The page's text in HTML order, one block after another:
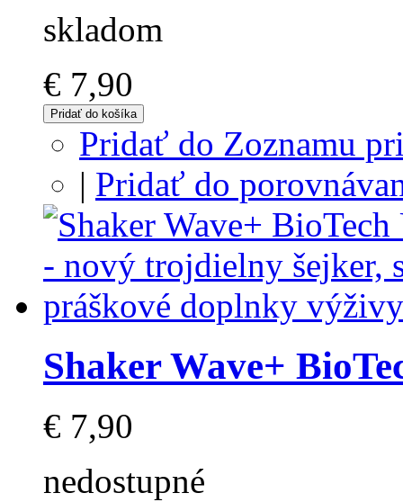
skladom
€ 7,90
Pridať do košíka
Pridať do Zoznamu
| Pridať do
Shaker Wave+
€ 7,90
nedostupné